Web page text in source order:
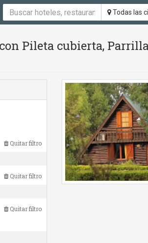
Todas las
Pileta cubierta,
Quitar filtro
Quitar filtro
Quitar filtro